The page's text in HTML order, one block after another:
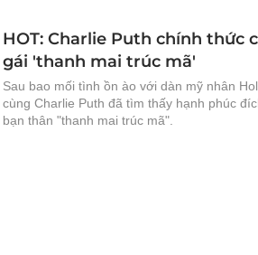
HOT: Charlie Puth chính thức
gái 'thanh mai trúc mã'
Sau bao mối tình ồn ào với dàn mỹ nhân
cùng Charlie Puth đã tìm thấy hạnh phúc
bạn thân "thanh mai trúc mã".